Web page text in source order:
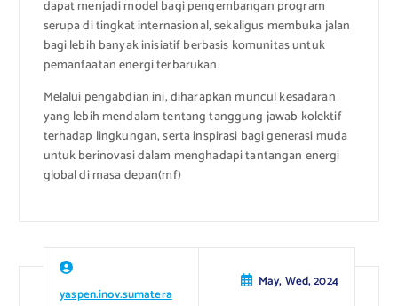
dapat menjadi model bagi pengembangan program
serupa di tingkat internasional, sekaligus membuka jalan
bagi lebih banyak inisiatif berbasis komunitas untuk
pemanfaatan energi terbarukan.
Melalui pengabdian ini, diharapkan muncul kesadaran
yang lebih mendalam tentang tanggung jawab kolektif
terhadap lingkungan, serta inspirasi bagi generasi muda
untuk berinovasi dalam menghadapi tantangan energi
global di masa depan(mf)
yaspen.inov.sumatera
May, Wed, 2024